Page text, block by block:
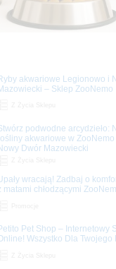
akwariowe Legionowo i
– Sklep ZooNemo
podwodne arcydzieło:
akwariowe w
Dwór Mazowiecki
wracają! Zadbaj o
matami chłodzącymi
Pet Shop – Internetowy
Wszystko Dla Twojego